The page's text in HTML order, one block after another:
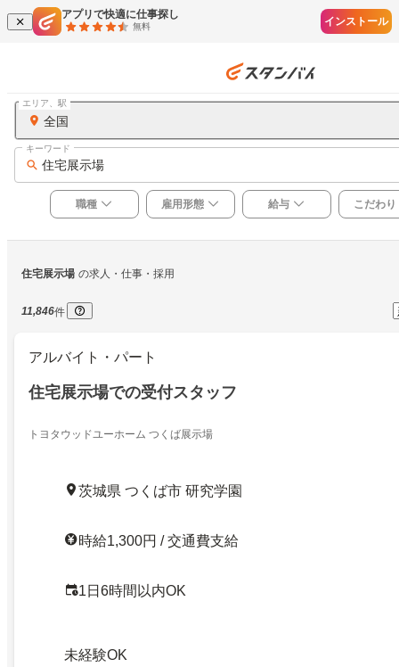
アプリで快適に仕事探し
無料 インストール
全国
エリア、駅
住宅展示場
キーワード
職種 雇用形態 給与 こだわり
住宅展示場 の求人・仕事・採用
11,846件
アルバイト・パート
住宅展示場での受付スタッフ
トヨタウッドユーホーム つくば展示場
茨城県 つくば市 研究学園
時給1,300円 / 交通費支給
1日6時間以内OK
未経験OK